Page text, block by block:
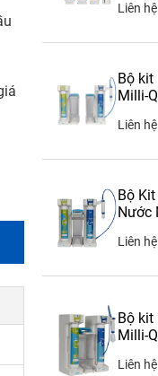
Liên hệ
Bộ
Milli-
Liên hệ
Bộ
Nước
Liên hệ
Bộ kit
Milli-
Liên hệ
cảm